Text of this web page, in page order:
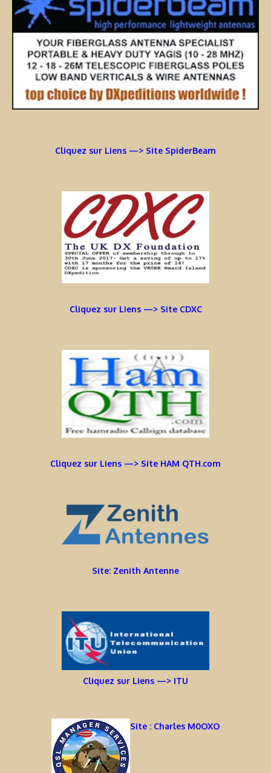
Cliquez sur Liens —> Site SpiderBeam
Cliquez sur Liens —> Site CDXC
Cliquez sur Liens —> Site HAM QTH.com
Site: Zenith Antenne
Cliquez sur Liens —> ITU
Site : Charles M0OXO